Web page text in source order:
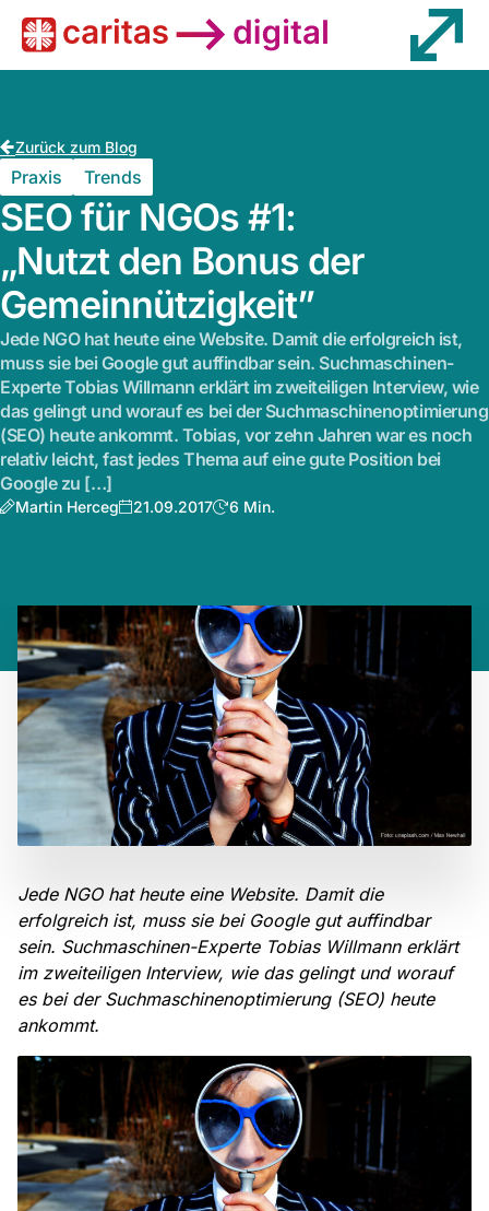
Wissen
Zurück zum Blog
Praxis Trends
SEO für NGOs #1:
„Nutzt den Bonus der
Gemeinnützigkeit”
Jede NGO hat heute eine Website. Damit die erfolgreich ist,
muss sie bei Google gut auffindbar sein. Suchmaschinen-
Experte Tobias Willmann erklärt im zweiteiligen Interview, wie
das gelingt und worauf es bei der Suchmaschinenoptimierung
(SEO) heute ankommt. Tobias, vor zehn Jahren war es noch
relativ leicht, fast jedes Thema auf eine gute Position bei
Google zu […]
Martin Herceg 21.09.2017 6 Min.
Jede NGO hat heute eine Website. Damit die
erfolgreich ist, muss sie bei Google gut auffindbar
sein. Suchmaschinen-Experte Tobias Willmann erklärt
im zweiteiligen Interview, wie das gelingt und worauf
es bei der Suchmaschinenoptimierung (SEO) heute
ankommt.